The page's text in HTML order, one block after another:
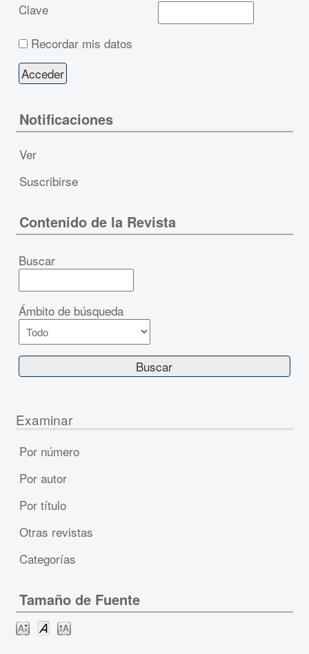
Clave
Recordar mis datos
Notificaciones
Ver
Suscribirse
Contenido de la Revista
Buscar
Ámbito de búsqueda
Examinar
Por número
Por autor
Por título
Otras revistas
Categorías
Tamaño de Fuente